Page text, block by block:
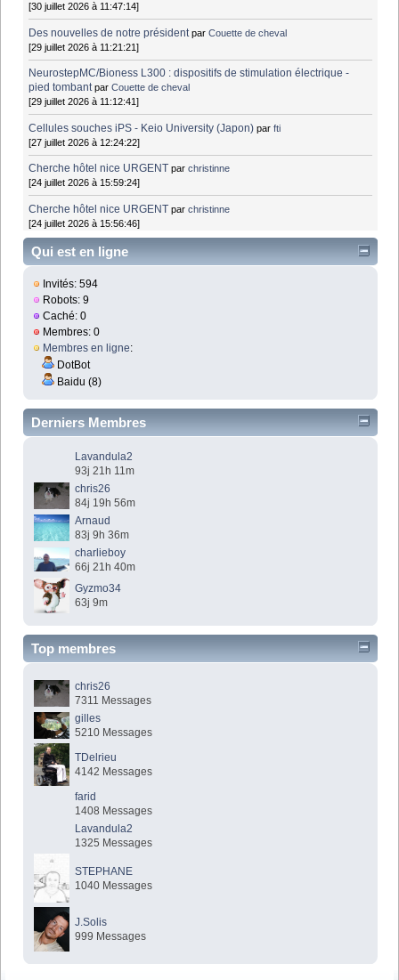
[30 juillet 2026 à 11:47:14]
Des nouvelles de notre président parCouette de cheval
[29 juillet 2026 à 11:21:21]
NeurostepMC/Bioness L300 : dispositifs de stimulation électrique -
pied tombant parCouette de cheval
[29 juillet 2026 à 11:12:41]
Cellules souches iPS - Keio University (Japon) parfti
[27 juillet 2026 à 12:24:22]
Cherche hôtel nice URGENT parchristinne
[24 juillet 2026 à 15:59:24]
Cherche hôtel nice URGENT parchristinne
[24 juillet 2026 à 15:56:46]
Qui est en ligne
Invités: 594
Robots: 9
Caché: 0
Membres: 0
Membres en ligne:
DotBot
Baidu (8)
Derniers Membres
Lavandula2
93j 21h 11m
chris26
84j 19h 56m
Arnaud
83j 9h 36m
charlieboy
66j 21h 40m
Gyzmo34
63j 9m
Top membres
chris26
7311 Messages
gilles
5210 Messages
TDelrieu
4142 Messages
farid
1408 Messages
Lavandula2
1325 Messages
STEPHANE
1040 Messages
J.Solis
999 Messages